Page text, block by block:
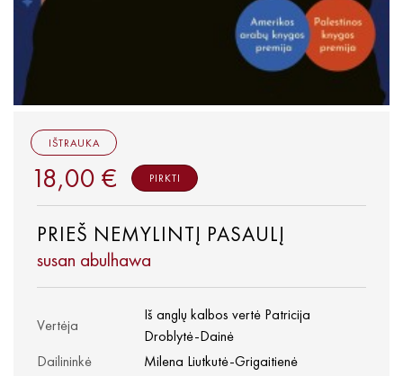
PRIEŠ NEMYLINTĮ PASAULĮ
susan abulhawa
Vertėja
Iš anglų kalbos vertė Patricija
Droblytė-Dainė
Dailininkė
Milena Liutkutė-Grigaitienė
IŠTRAUKA
18,00 € PIRKTI